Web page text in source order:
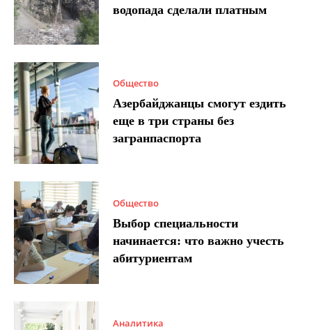
водопада сделали платным
Общество
Азербайджанцы смогут ездить
еще в три страны без
загранпаспорта
Общество
Выбор специальности
начинается: что важно учесть
абитуриентам
Аналитика